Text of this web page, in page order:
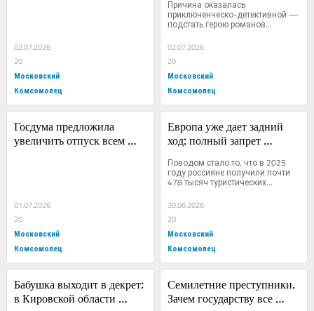
02.07.2026
20
Московский
Комсомолец
останки принадлежат
д'Артаньяну
Причина оказалась
приключенческо-детективной —
подстать герою романов...
02.07.2026
20
Московский
Комсомолец
Госдума предложила
увеличить отпуск всем
01.07.2026
20
Московский
Комсомолец
Европа уже дает задний
ход: полный запрет
россиянам может стать
историческим
Поводом стало то, что в 2025
году россияне получили почти
478 тысяч туристических...
30.06.2026
20
Московский
Комсомолец
Бабушка выходит в декрет:
в Кировской области
Семилетние преступники.
Зачем государству все